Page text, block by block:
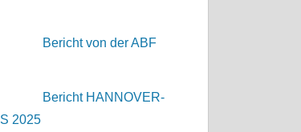
Bericht von der ABF
Bericht HANNOVER-
2025